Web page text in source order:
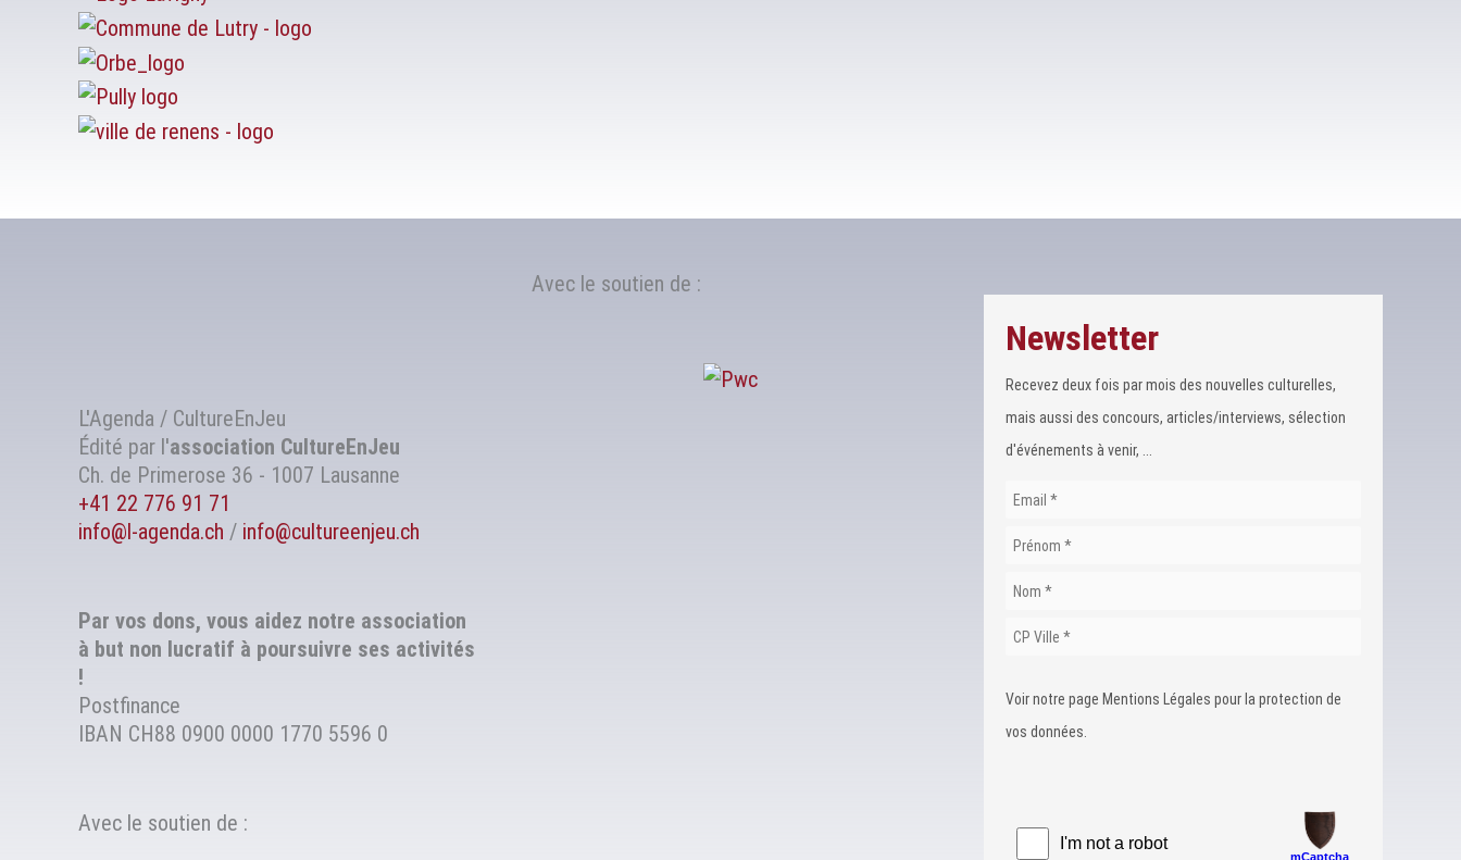
L'Agenda / CultureEnJeu
Édité par l'association CultureEnJeu
Ch. de Primerose 36 - 1007 Lausanne
+41 22 776 91 71
info@l-agenda.ch / info@cultureenjeu.ch
Par vos dons, vous aidez notre association
à but non lucratif à poursuivre ses activités
!
Postfinance
IBAN CH88 0900 0000 1770 5596 0
Avec le soutien de :
Avec le soutien de :
Newsletter
Recevez deux fois par mois des nouvelles culturelles,
mais aussi des concours, articles/interviews, sélection
d'événements à venir, ...
Voir notre page Mentions Légales pour la protection de
vos données.